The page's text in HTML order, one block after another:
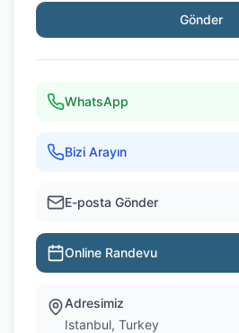
Gönder
WhatsApp
Bizi Arayın
E-posta Gönder
Online Randevu
Adresimiz
Istanbul, Turkey